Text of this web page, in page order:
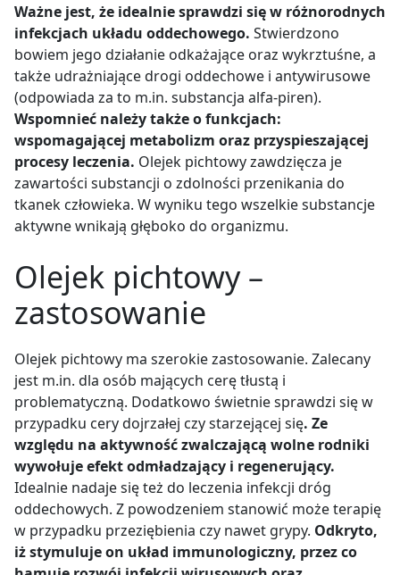
Ważne jest, że idealnie sprawdzi się w różnorodnych
infekcjach układu oddechowego. Stwierdzono
bowiem jego działanie odkażające oraz wykrztuśne, a
także udrażniające drogi oddechowe i antywirusowe
(odpowiada za to m.in. substancja alfa-piren).
Wspomnieć należy także o funkcjach:
wspomagającej metabolizm oraz przyspieszającej
procesy leczenia. Olejek pichtowy zawdzięcza je
zawartości substancji o zdolności przenikania do
tkanek człowieka. W wyniku tego wszelkie substancje
aktywne wnikają głęboko do organizmu.
Olejek pichtowy –
zastosowanie
Olejek pichtowy ma szerokie zastosowanie. Zalecany
jest m.in. dla osób mających cerę tłustą i
problematyczną. Dodatkowo świetnie sprawdzi się w
przypadku cery dojrzałej czy starzejącej się. Ze
względu na aktywność zwalczającą wolne rodniki
wywołuje efekt odmładzający i regenerujący.
Idealnie nadaje się też do leczenia infekcji dróg
oddechowych. Z powodzeniem stanowić może terapię
w przypadku przeziębienia czy nawet grypy. Odkryto,
iż stymuluje on układ immunologiczny, przez co